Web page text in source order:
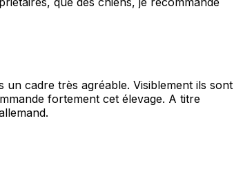
cadre très agréable. Visiblement ils sont
fortement cet élevage. A titre